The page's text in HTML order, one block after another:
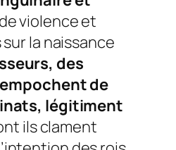
violence et
la naissance
des
de
légitiment
ils clament